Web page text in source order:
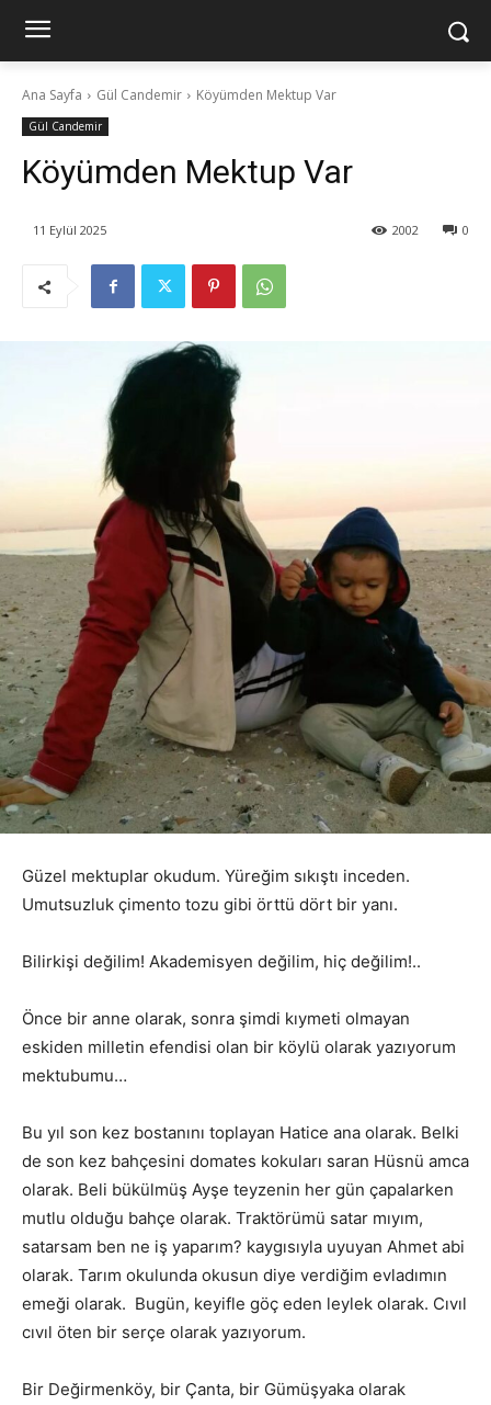
Ana Sayfa Gül Candemir Köyümden Mektup Var
Gül Candemir
Köyümden Mektup Var
11 Eylül 2025 0
2002
Güzel mektuplar okudum. Yüreğim sıkıştı inceden.
Umutsuzluk çimento tozu gibi örttü dört bir yanı.
Bilirkişi değilim! Akademisyen değilim, hiç değilim!..
Önce bir anne olarak, sonra şimdi kıymeti olmayan
eskiden milletin efendisi olan bir köylü olarak yazıyorum
mektubumu…
Bu yıl son kez bostanını toplayan Hatice ana olarak. Belki
de son kez bahçesini domates kokuları saran Hüsnü amca
olarak. Beli bükülmüş Ayşe teyzenin her gün çapalarken
mutlu olduğu bahçe olarak. Traktörümü satar mıyım,
satarsam ben ne iş yaparım? kaygısıyla uyuyan Ahmet abi
olarak. Tarım okulunda okusun diye verdiğim evladımın
emeği olarak. Bugün, keyifle göç eden leylek olarak. Cıvıl
cıvıl öten bir serçe olarak yazıyorum.
Bir Değirmenköy, bir Çanta, bir Gümüşyaka olarak